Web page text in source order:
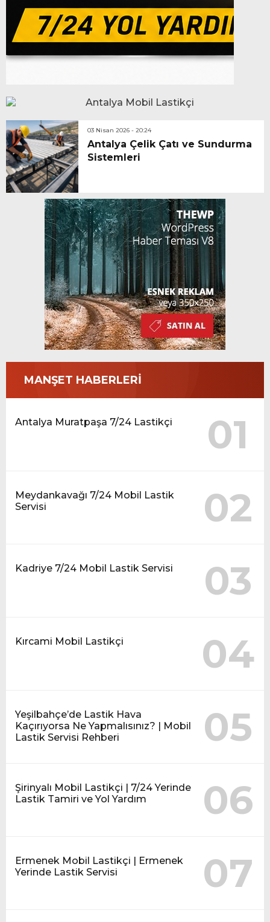
03 Nisan 2026 - 20:24
Antalya Çelik Çatı ve Sundurma
Sistemleri
MANŞET HABERLERİ
Antalya Muratpaşa 7/24 Lastikçi 01
Meydankavağı 7/24 Mobil Lastik
Servisi
02
Kadriye 7/24 Mobil Lastik Servisi 03
Kırcami Mobil Lastikçi 04
Yeşilbahçe’de Lastik Hava
Kaçırıyorsa Ne Yapmalısınız? | Mobil
Lastik Servisi Rehberi
05
Şirinyalı Mobil Lastikçi | 7/24 Yerinde
Lastik Tamiri ve Yol Yardım
06
Ermenek Mobil Lastikçi | Ermenek
Yerinde Lastik Servisi
07